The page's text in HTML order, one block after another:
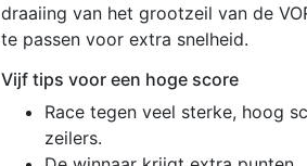
draaiing van het grootzeil van de
te passen voor extra snelheid.
Vijf tips voor een hoge score
Race tegen veel sterke, hoog
zeilers.